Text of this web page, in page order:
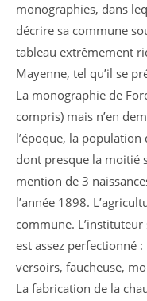
monographies, dans
décrire sa commune
tableau extrêmement
Mayenne, tel qu’il se
La monographie de
compris) mais n’en
l’époque, la
dont presque la moitié
mention de 3
l’année 1898.
commune.
est assez perfectionné
versoirs, faucheuse,
La fabrication de la